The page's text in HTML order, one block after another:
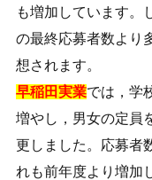
も増加しています。
の最終応募者数より
想されます。
早稲田実業では，学
増やし，男女の定員
更しました。応募者
れも前年度より増加